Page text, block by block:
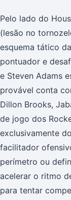
Pelo lado do
(lesão no
esquema tático
pontuador e
e Steven Adams
provável conta
Dillon Brooks,
de jogo dos
exclusivamente
facilitador
perímetro ou
acelerar o ritmo
para tentar